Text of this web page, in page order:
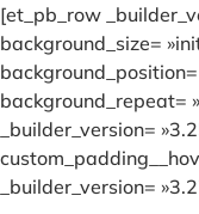
[et_pb_row
background_size=
background_repeat=
_builder_version=
_builder_version=